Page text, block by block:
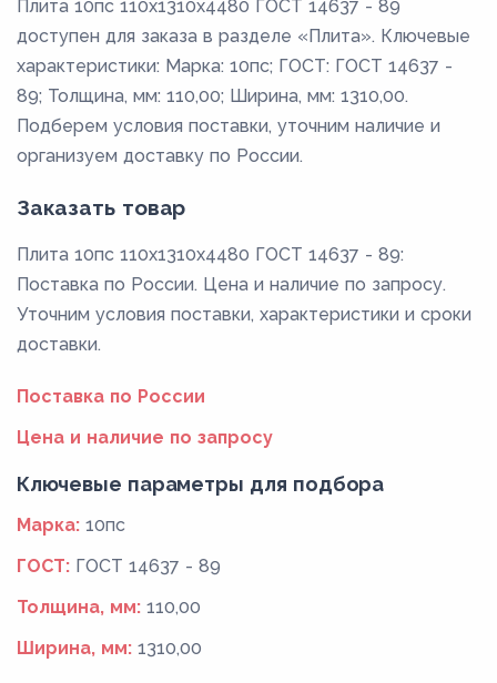
Плита 10пс 110x1310x4480 ГОСТ 14637 - 89
доступен для заказа в разделе «Плита». Ключевые
характеристики: Марка: 10пс; ГОСТ: ГОСТ 14637 -
89; Толщина, мм: 110,00; Ширина, мм: 1310,00.
Подберем условия поставки, уточним наличие и
организуем доставку по России.
Заказать товар
Плита 10пс 110x1310x4480 ГОСТ 14637 - 89:
Поставка по России. Цена и наличие по запросу.
Уточним условия поставки, характеристики и сроки
доставки.
Поставка по России
Цена и наличие по запросу
Ключевые параметры для подбора
Марка: 10пс
ГОСТ: ГОСТ 14637 - 89
Толщина, мм: 110,00
Ширина, мм: 1310,00